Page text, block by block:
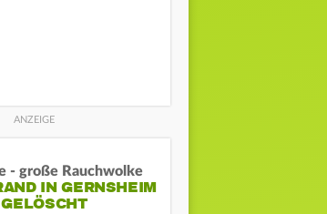
- große Rauchwolke
IN GERNSHEIM E